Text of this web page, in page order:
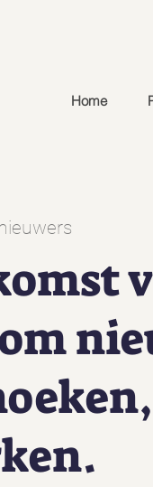
Home